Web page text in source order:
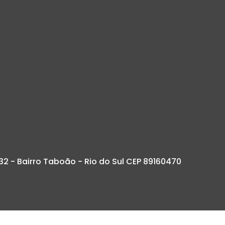
- Bairro Taboão - Rio do Sul CEP 89160470